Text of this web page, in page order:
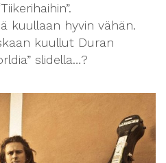
kuullaan hyvin vähän.
kuullut Duran
slidella…?